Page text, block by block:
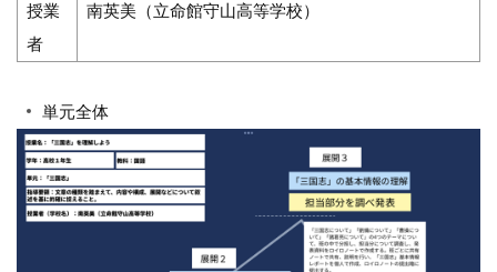
授業
者
南英美（立命館守山高等学校）
単元全体